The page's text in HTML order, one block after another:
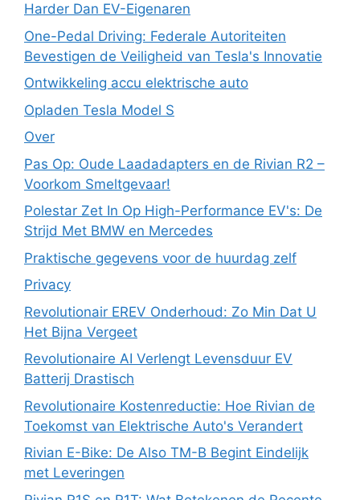
Harder Dan EV-Eigenaren
One-Pedal Driving: Federale Autoriteiten
Bevestigen de Veiligheid van Tesla's Innovatie
Ontwikkeling accu elektrische auto
Opladen Tesla Model S
Over
Pas Op: Oude Laadadapters en de Rivian R2 –
Voorkom Smeltgevaar!
Polestar Zet In Op High-Performance EV's: De
Strijd Met BMW en Mercedes
Praktische gegevens voor de huurdag zelf
Privacy
Revolutionair EREV Onderhoud: Zo Min Dat U
Het Bijna Vergeet
Revolutionaire AI Verlengt Levensduur EV
Batterij Drastisch
Revolutionaire Kostenreductie: Hoe Rivian de
Toekomst van Elektrische Auto's Verandert
Rivian E-Bike: De Also TM-B Begint Eindelijk
met Leveringen